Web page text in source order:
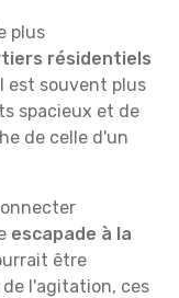
plus
résidentiels
est souvent plus
spacieux et de
de celle d'un
escapade à la
être
l'agitation, ces